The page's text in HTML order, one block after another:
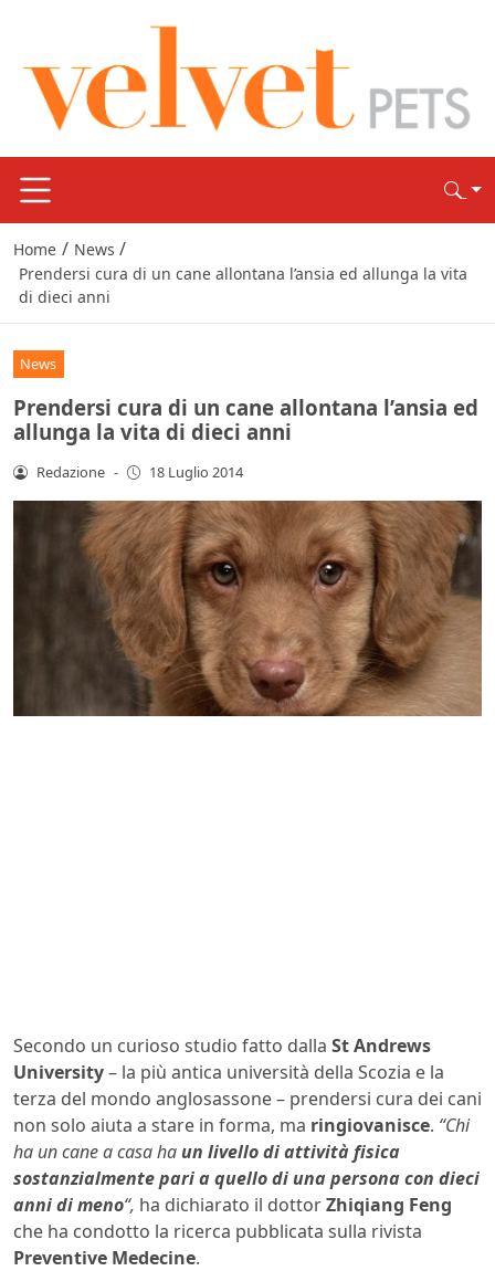
Home / News /
Prendersi cura di un cane allontana l’ansia ed allunga la vita
di dieci anni
News
Prendersi cura di un cane allontana l’ansia ed
allunga la vita di dieci anni
Redazione - 18 Luglio 2014
Secondo un curioso studio fatto dalla St Andrews
University– la più antica università della Scozia e la
terza del mondo anglosassone – prendersi cura dei cani
non solo aiuta a stare in forma, ma ringiovanisce. “Chi
ha un cane a casa ha un livello di attività fisica
sostanzialmente pari a quello di una persona con dieci
anni di meno“, ha dichiarato il dottorZhiqiang Feng
che ha condotto la ricerca pubblicata sulla rivista
Preventive Medecine.